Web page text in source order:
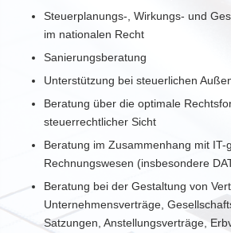
Steuerplanungs-, Wirkungs- und
im nationalen Recht
Sanierungsberatung
Unterstützung bei steuerlichen
Beratung über die optimale
steuerrechtlicher Sicht
Beratung im Zusammenhang mit IT-
Rechnungswesen (insbesondere
Beratung bei der Gestaltung von
Unternehmensverträge,
Satzungen, Anstellungsverträge,